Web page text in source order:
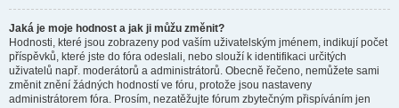
Jaká je moje hodnost a jak ji můžu změnit?
Hodnosti, které jsou zobrazeny pod vaším uživatelským jménem, indikují počet
příspěvků, které jste do fóra odeslali, nebo slouží k identifikaci určitých
uživatelů např. moderátorů a administrátorů. Obecně řečeno, nemůžete sami
změnit znění žádných hodností ve fóru, protože jsou nastaveny
administrátorem fóra. Prosím, nezatěžujte fórum zbytečným přispíváním jen